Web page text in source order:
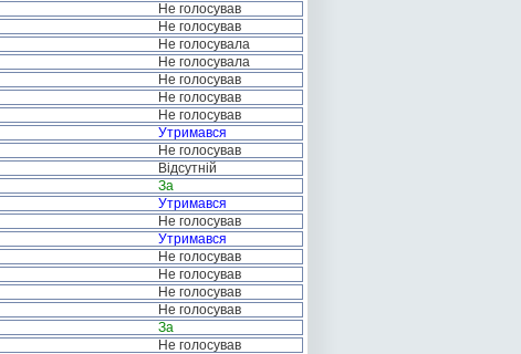
Не голосував
Не голосував
Не голосувала
Не голосувала
Не голосував
Не голосував
Не голосував
Утримався
Не голосував
Відсутній
За
Утримався
Не голосував
Утримався
Не голосував
Не голосував
Не голосував
Не голосував
За
Не голосував